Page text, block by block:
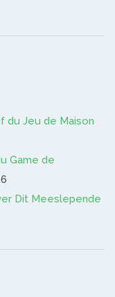
du Jeu de Maison
Game de
Dit Meeslepende